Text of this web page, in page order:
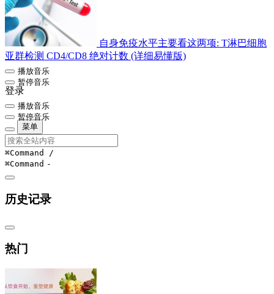
自身免疫水平主要看这两项: T淋巴细胞
亚群检测 CD4/CD8 绝对计数 (详细易懂版)
播放音乐
暂停音乐
登录
播放音乐
暂停音乐
菜单
⌘Command /
⌘Command -
历史记录
热门